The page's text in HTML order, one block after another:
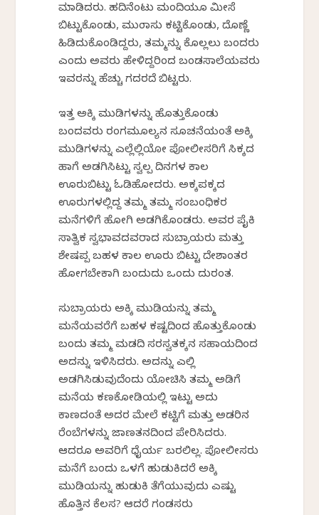
ಮಾಡಿದರು. ಹದಿನೆಂಟು ಮಂದಿಯೂ ಮೀಸೆ
ಬಿಟ್ಟುಕೊಂಡು, ಮುಂಡಾಸು ಕಟ್ಟಿಕೊಂಡು, ದೊಣ್ಣೆ
ಹಿಡಿದುಕೊಂಡಿದ್ದರು, ತಮ್ಮನ್ನು ಕೊಲ್ಲಲು ಬಂದರು
ಎಂದು ಅವರು ಹೇಳಿದ್ದರಿಂದ ಬಂಡಸಾಲೆಯವರು
ಇವರನ್ನು ಹೆಚ್ಚು ಗದರದೆ ಬಿಟ್ಟರು.
ಇತ್ತ ಅಕ್ಕಿ ಮುಡಿಗಳನ್ನು ಹೊತ್ತುಕೊಂಡು
ಬಂದವರು ರಂಗಮೂಲ್ಯನ ಸೂಚನೆಯಂತೆ ಅಕ್ಕಿ
ಮುಡಿಗಳನ್ನು ಎಲ್ಲೆಲ್ಲಿಯೋ ಪೋಲೀಸರಿಗೆ ಸಿಕ್ಕದ
ಹಾಗೆ ಅಡಗಿಸಿಟ್ಟು ಸ್ವಲ್ಪ ದಿನಗಳ ಕಾಲ
ಊರುಬಿಟ್ಟು ಓಡಿಹೋದರು. ಅಕ್ಕಪಕ್ಕದ
ಊರುಗಳಲ್ಲಿದ್ದ ತಮ್ಮ ತಮ್ಮ ಸಂಬಂಧಿಕರ
ಮನೆಗಳಿಗೆ ಹೋಗಿ ಅಡಗಿಕೊಂಡರು. ಅವರ ಪೈಕಿ
ಸಾತ್ವಿಕ ಸ್ವಭಾವದವರಾದ ಸುಬ್ರಾಯರು ಮತ್ತು
ಶೇಷಪ್ಪ ಬಹಳ ಕಾಲ ಊರು ಬಿಟ್ಟು ದೇಶಾಂತರ
ಹೋಗಬೇಕಾಗಿ ಬಂದುದು ಒಂದು ದುರಂತ.
ಸುಬ್ರಾಯರು ಅಕ್ಕಿ ಮುಡಿಯನ್ನು ತಮ್ಮ
ಮನೆಯವರೆಗೆ ಬಹಳ ಕಷ್ಟದಿಂದ ಹೊತ್ತುಕೊಂಡು
ಬಂದು ತಮ್ಮ ಮಡದಿ ಸರಸ್ವತಕ್ಕನ ಸಹಾಯದಿಂದ
ಅದನ್ನು ಇಳಿಸಿದರು. ಅದನ್ನು ಎಲ್ಲಿ
ಅಡಗಿಸಿಡುವುದೆಂದು ಯೋಚಿಸಿ ತಮ್ಮ ಅಡಿಗೆ
ಮನೆಯ ಕಣಕೋಡಿಯಲ್ಲಿ ಇಟ್ಟು ಅದು
ಕಾಣದಂತೆ ಅದರ ಮೇಲೆ ಕಟ್ಟಿಗೆ ಮತ್ತು ಅಡರಿನ
ರೆಂಬೆಗಳನ್ನು ಜಾಣತನದಿಂದ ಪೇರಿಸಿದರು.
ಆದರೂ ಅವರಿಗೆ ಧೈರ್ಯ ಬರಲಿಲ್ಲ. ಪೋಲೀಸರು
ಮನೆಗೆ ಬಂದು ಒಳಗೆ ಹುಡುಕಿದರೆ ಅಕ್ಕಿ
ಮುಡಿಯನ್ನು ಹುಡುಕಿ ತೆಗೆಯುವುದು ಎಷ್ಟು
ಹೊತ್ತಿನ ಕೆಲಸ? ಆದರೆ ಗಂಡಸರು